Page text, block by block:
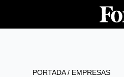
PORTADA/ EMPRESAS